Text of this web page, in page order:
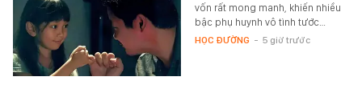
vốn rất mong manh, khiến nhiều
bậc phụ huynh vô tình tước…
HỌC ĐƯỜNG - 5 giờ trước